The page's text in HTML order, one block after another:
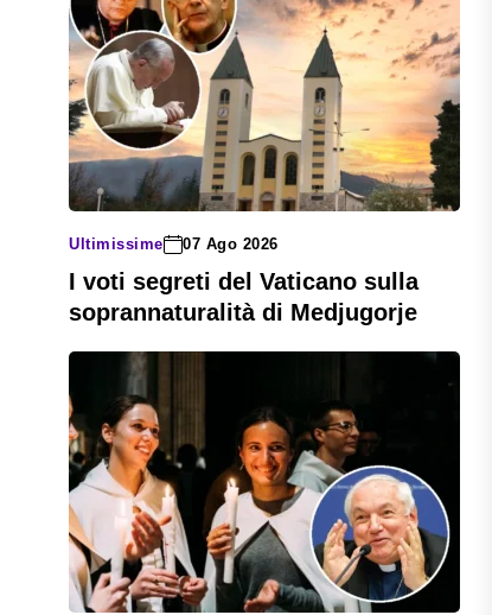
Ultimissime 07 Ago 2026
I voti segreti del Vaticano sulla
soprannaturalità di Medjugorje